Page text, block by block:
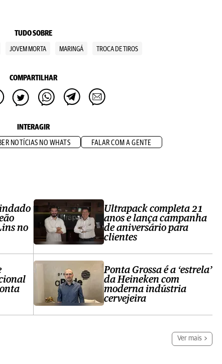
TUDO SOBRE
JOVEM MORTA MARINGÁ TROCA DE TIROS
COMPARTILHAR
INTERAGIR
NOTÍCIAS NO WHATS FALAR COM A GENTE
no
Ultrapack completa 21
anos e lança campanha
de aniversário para
clientes
Ponta Grossa é a ‘estrela’
da Heineken com
moderna indústria
cervejeira
Ver mais